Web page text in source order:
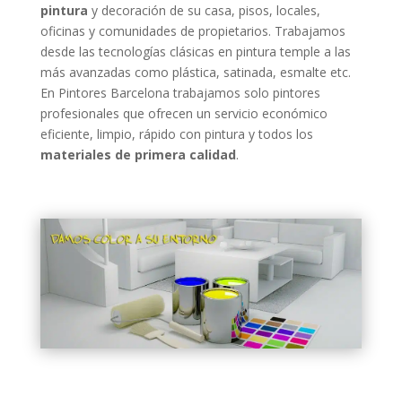
pintura y decoración de su casa, pisos, locales,
oficinas y comunidades de propietarios. Trabajamos
desde las tecnologías clásicas en pintura temple a las
más avanzadas como plástica, satinada, esmalte etc.
En Pintores Barcelona trabajamos solo pintores
profesionales que ofrecen un servicio económico
eficiente, limpio, rápido con pintura y todos los
materiales de primera calidad.